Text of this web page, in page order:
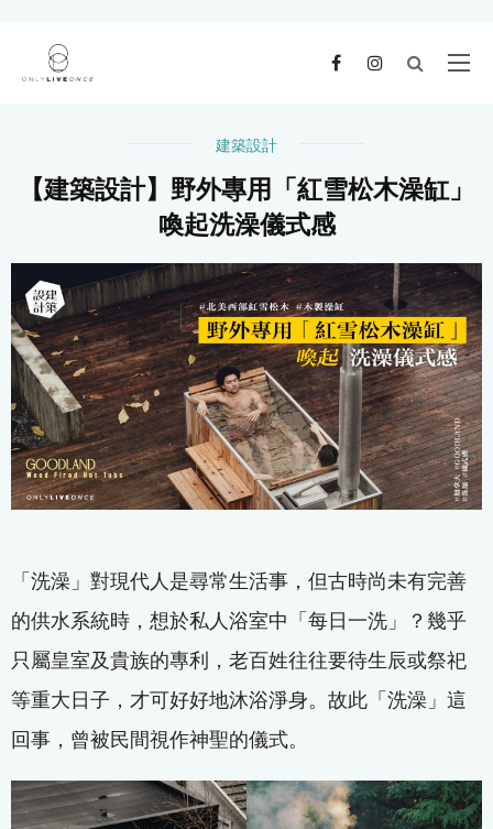
建築設計
【建築設計】野外專用「紅雪松木澡缸」
喚起洗澡儀式感
「洗澡」對現代人是尋常生活事，但古時尚未有完善
的供水系統時，想於私人浴室中「每日一洗」？幾乎
只屬皇室及貴族的專利，老百姓往往要待生辰或祭祀
等重大日子，才可好好地沐浴淨身。故此「洗澡」這
回事，曾被民間視作神聖的儀式。